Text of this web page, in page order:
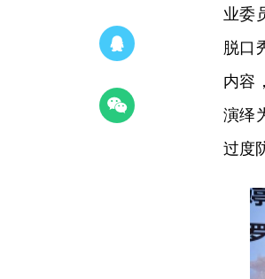
业委
脱口
内容
演绎
过度